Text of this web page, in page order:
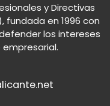
y Directivas
fundada en 1996 con
los intereses